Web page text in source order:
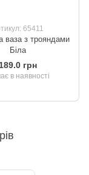
65411
ваза з трояндами
Біла
грн
в наявності